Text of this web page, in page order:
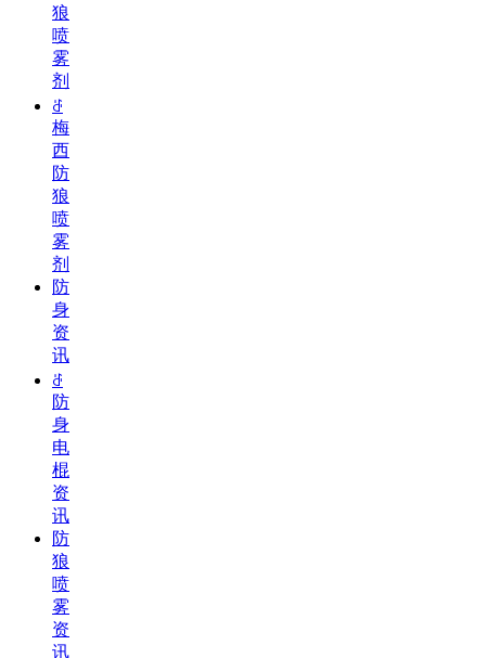
狼
喷
雾
剂
ꁕ
梅
西
防
狼
喷
雾
剂
防
身
资
讯
ꁕ
防
身
电
棍
资
讯
防
狼
喷
雾
资
讯